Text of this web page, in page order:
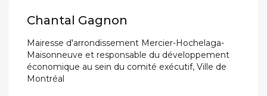
Chantal Gagnon
Mairesse d'arrondissement Mercier-Hochelaga-
Maisonneuve et responsable du développement
économique au sein du comité exécutif, Ville de
Montréal